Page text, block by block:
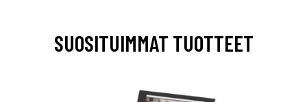
SUOSITUIMMAT TUOTTEET